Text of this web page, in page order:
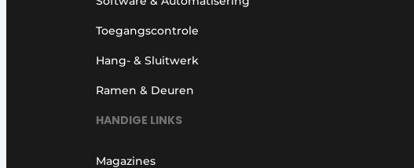
Toegangscontrole
Hang- & Sluitwerk
Ramen & Deuren
HANDIGE LINKS
Magazines